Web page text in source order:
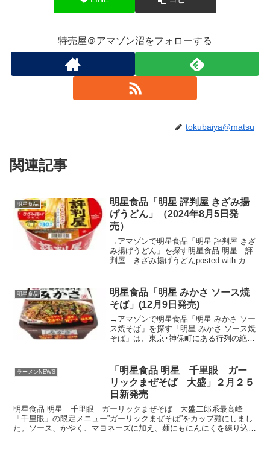
特売屋＠アマゾン沼をフォローする
tokubaiya@matsu
関連記事
明星食品
明星食品「明星 評判屋 きざみ揚
げうどん」（2024年8月5日発
売）
→アマゾンで明星食品「明星 評判屋 きざ
み揚げうどん」を探す明星食品 明星 評
判屋 きざみ揚げうどんposted with カエ
明星食品
明星食品「明星 みかさ ソース焼
そば」(12月9日発売)
→アマゾンで明星食品「明星 みかさ ソー
ス焼そば」を探す「明星 みかさ ソース焼
そば」は、東京･神保町にある行列の絶え
年より発売し、「濃厚Wソース」と「極
太麺」の食...
ラーメンNEWS
「明星食品 明星 千里眼 ガー
リックまぜそば 大盛」２月２５
日新発売
明星食品 明星 千里眼 ガーリックまぜそば 大盛二郎系最高峰
「千里眼」の限定メニュー”ガーリックまぜそば”をカップ麺にしまし
た。ソース、かやく、マヨネーズに加え、麺にもにんにくを練り込